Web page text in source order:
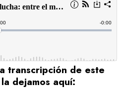
transcripción de este
dejamos aquí: